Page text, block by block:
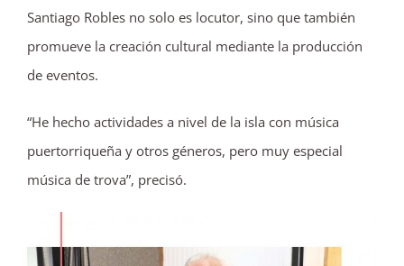
Santiago Robles no solo es locutor, sino que también
promueve la creación cultural mediante la producción
de eventos.
“He hecho actividades a nivel de la isla con música
puertorriqueña y otros géneros, pero muy especial
música de trova”, precisó.